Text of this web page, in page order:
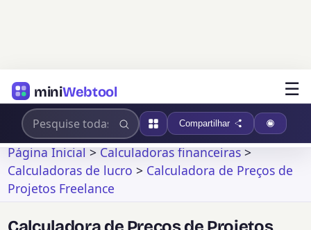
miniWebtool ☰
Compartilhar
Página Inicial>Calculadoras financeiras>
Calculadoras de lucro > Calculadora de Preços de
Projetos Freelance